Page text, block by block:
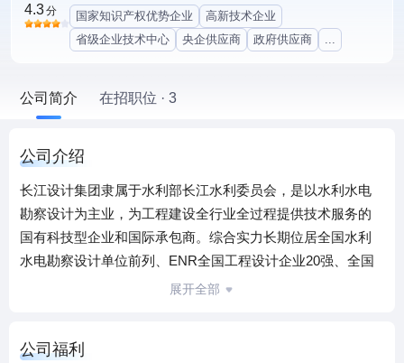
4.3分 国家知识产权优势企业
高新技术企业
省级企业技术中心
央企供应商 政府供应商 ...
公司简介 在招职位 · 3
公司介绍
长江设计集团隶属于水利部长江水利委员会，是以水利水电
勘察设计为主业，为工程建设全行业全过程提供技术服务的
国有科技型企业和国际承包商。综合实力长期位居全国水利
水电勘察设计单位前列、ENR全国工程设计企业20强、全国
工程勘察设计企业百强、全国企业科技创新500强。持有国家
新技术企业，拥有国家大坝安全工程技术研究中心、博士后
展开全部
公司福利